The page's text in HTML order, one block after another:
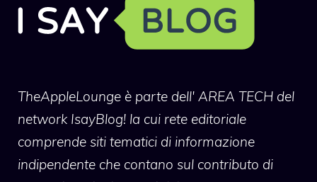
TheAppleLounge è parte dell' AREA TECH del
network IsayBlog! la cui rete editoriale
comprende siti tematici di informazione
indipendente che contano sul contributo di